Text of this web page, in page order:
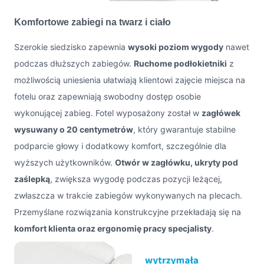
Komfortowe zabiegi na twarz i ciało
Szerokie siedzisko zapewnia wysoki poziom wygody nawet
podczas dłuższych zabiegów. Ruchome podłokietniki z
możliwością uniesienia ułatwiają klientowi zajęcie miejsca na
fotelu oraz zapewniają swobodny dostęp osobie
wykonującej zabieg. Fotel wyposażony został w zagłówek
wysuwany o 20 centymetrów, który gwarantuje stabilne
podparcie głowy i dodatkowy komfort, szczególnie dla
wyższych użytkowników. Otwór w zagłówku, ukryty pod
zaślepką, zwiększa wygodę podczas pozycji leżącej,
zwłaszcza w trakcie zabiegów wykonywanych na plecach.
Przemyślane rozwiązania konstrukcyjne przekładają się na
komfort klienta oraz ergonomię pracy specjalisty.